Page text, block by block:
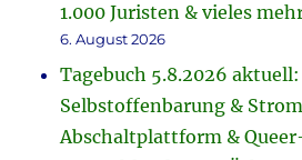
1.000 Juristen & vieles
6. August 2026
Tagebuch 5.8.2026
Selbstoffenbarung &
Abschaltplattform &